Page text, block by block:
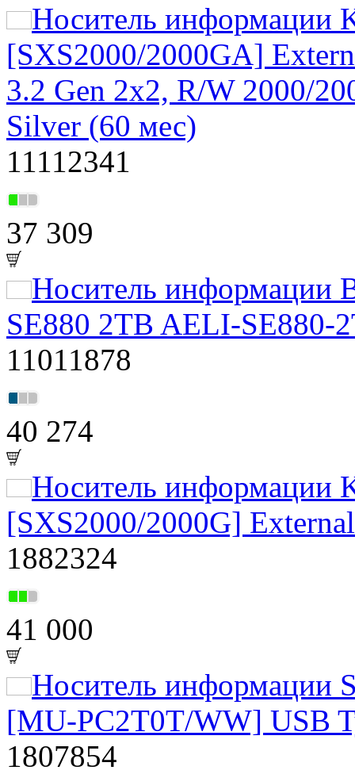
Носитель информации
[SXS2000/2000GA]
3.2 Gen 2x2, R/W 2000/
Silver (60 мес)
11112341
37 309
Носитель информации
SE880 2TB AELI-SE880-
11011878
40 274
Носитель информации
[SXS2000/2000G]
1882324
41 000
Носитель информации
[MU-PC2T0T/WW] USB
1807854